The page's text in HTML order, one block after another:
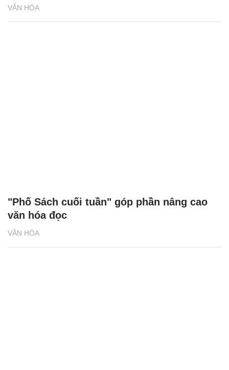
VĂN HÓA
VĂN HÓA
"Phố Sách cuối tuần" góp phần nâng cao
văn hóa đọc